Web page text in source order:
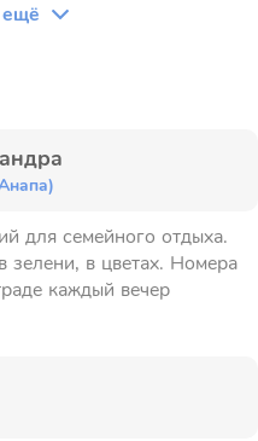
для семейного отдыха.
зелени, в цветах. Номера
каждый вечер